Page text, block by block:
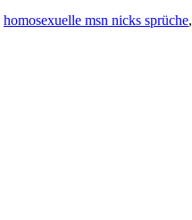
homosexuelle msn nicks sprüche,